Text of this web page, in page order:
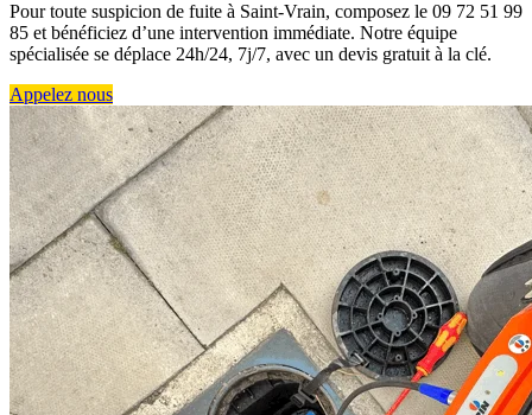
Pour toute suspicion de fuite à Saint-Vrain, composez le 09 72 51 99
85 et bénéficiez d’une intervention immédiate. Notre équipe
spécialisée se déplace 24h/24, 7j/7, avec un devis gratuit à la clé.
Appelez nous